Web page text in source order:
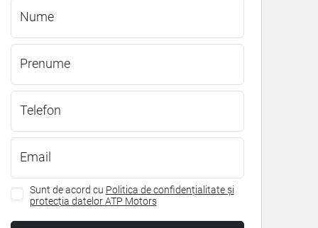
Nume
Prenume
Telefon
Email
Sunt de acord cu Politica de confidențialitate și
protecția datelor ATP Motors